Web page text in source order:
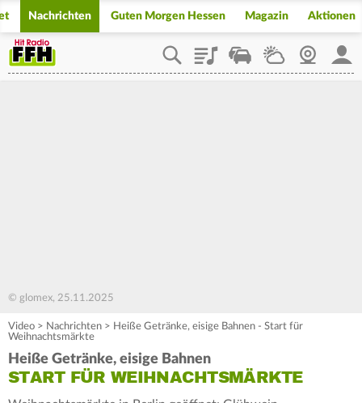
Nachrichten Guten Morgen Hessen Magazin Aktionen
PlaylistStaupilotWetterWebcam
© glomex, 25.11.2025
Video > Nachrichten > Heiße Getränke, eisige Bahnen - Start für
Weihnachtsmärkte
Heiße Getränke, eisige Bahnen
START FÜR WEIHNACHTSMÄRKTE